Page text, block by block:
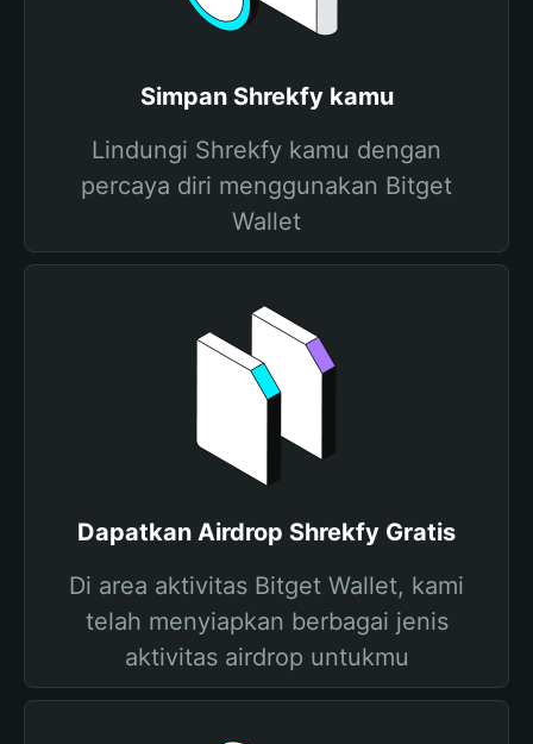
Simpan Shrekfy kamu
Lindungi Shrekfy kamu dengan
percaya diri menggunakan Bitget
Wallet
Dapatkan Airdrop Shrekfy Gratis
Di area aktivitas Bitget Wallet, kami
telah menyiapkan berbagai jenis
aktivitas airdrop untukmu